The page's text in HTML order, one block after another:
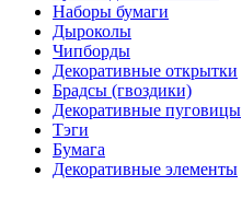
Наборы бумаги
Дыроколы
Чипборды
Декоративные открытки
Брадсы (гвоздики)
Декоративные пуговицы
Тэги
Бумага
Декоративные элементы